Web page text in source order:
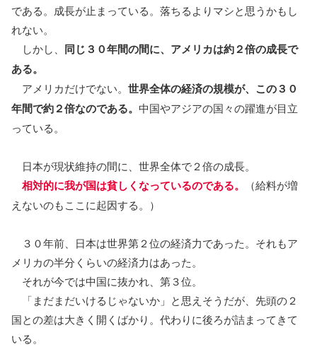
である。成長が止まっている。落ちるよりマシと思うかもし
れない。
しかし、 同じ３０年間の間に、アメリカは約２倍の成長で
ある。
アメリカだけでない。 世界全体の経済の規模が、この３０
年間で約２倍なのである。 中国やアジアの国々の躍進が目立
っている。
日本が現状維持の間に、世界全体で２倍の成長。
相対的に我が国は貧しくなっているのである。
（給料が増
えないのもここに起因する。）
３０年前、日本は世界第２位の経済力であった。それもア
メリカの半分くらいの経済力はあった。
それが今では中国に抜かれ、第３位。
「まだまだいけるじゃないか」と思えそうだが、先頭の２
国との差は大きく開くばかり。代わりに後ろが詰まってきて
いる。